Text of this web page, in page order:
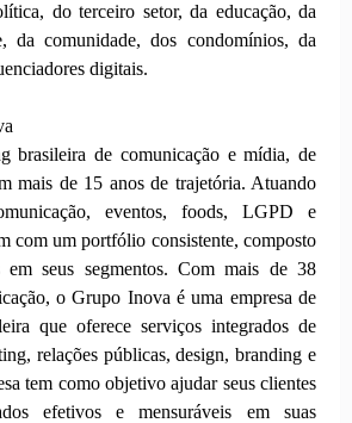
do terceiro setor, da educação, da
da comunidade, dos condomínios, da
digitais.
brasileira de comunicação e mídia, de
mais de 15 anos de trajetória. Atuando
eventos, foods, LGPD e
com um portfólio consistente, composto
em seus segmentos. Com mais de 38
o Grupo Inova é uma empresa de
que oferece serviços integrados de
relações públicas, design, branding e
tem como objetivo ajudar seus clientes
efetivos e mensuráveis em suas